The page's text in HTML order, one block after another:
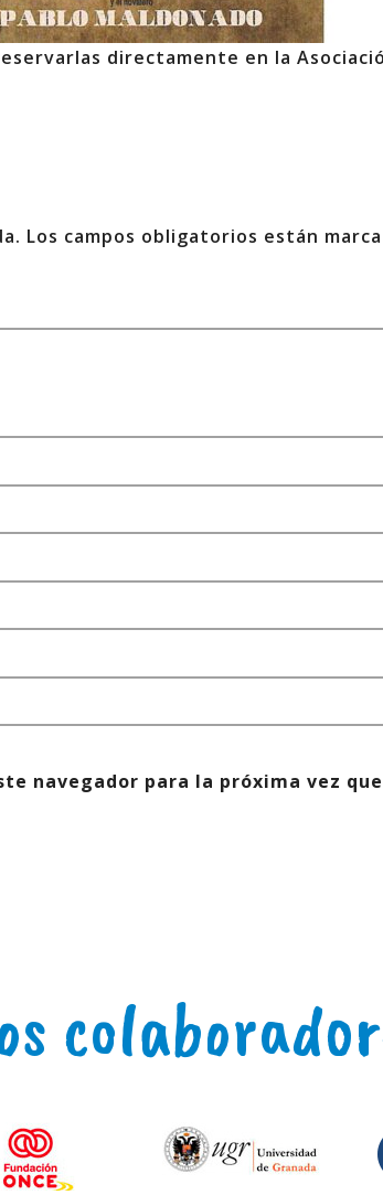
directamente en la
Los campos obligatorios están
navegador para la próxima vez que